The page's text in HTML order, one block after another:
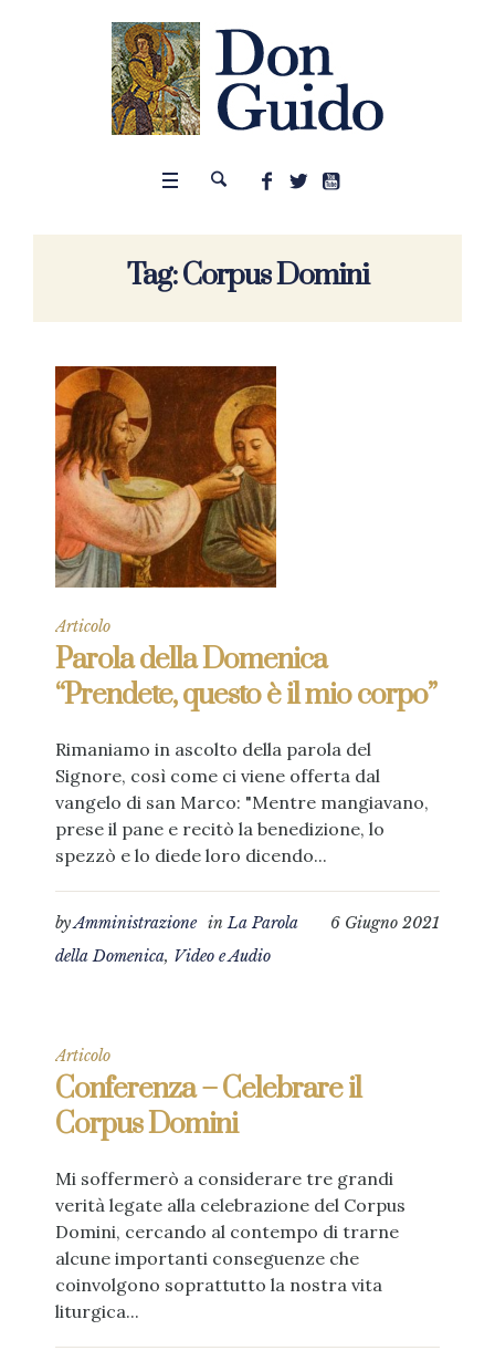
Tag:Corpus Domini
Articolo
Parola della Domenica
“Prendete, questo è il mio corpo”
Rimaniamo in ascolto della parola del
Signore, così come ci viene offerta dal
vangelo di san Marco: "Mentre mangiavano,
prese il pane e recitò la benedizione, lo
spezzò e lo diede loro dicendo...
6 Giugno 2021
byAmministrazione inLa Parola
della Domenica, Video e Audio
Articolo
Conferenza – Celebrare il
Corpus Domini
Mi soffermerò a considerare tre grandi
verità legate alla celebrazione del Corpus
Domini, cercando al contempo di trarne
alcune importanti conseguenze che
coinvolgono soprattutto la nostra vita
liturgica...